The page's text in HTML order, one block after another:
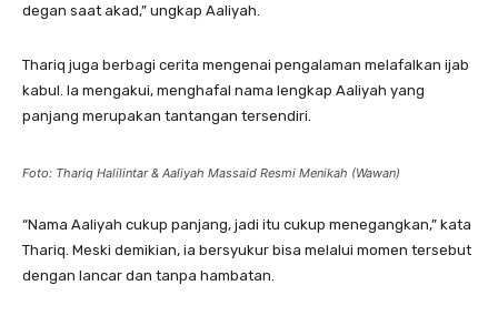
degan saat akad,” ungkap Aaliyah.
Thariq juga berbagi cerita mengenai pengalaman melafalkan ijab
kabul. Ia mengakui, menghafal nama lengkap Aaliyah yang
panjang merupakan tantangan tersendiri.
Foto: Thariq Halilintar & Aaliyah Massaid Resmi Menikah (Wawan)
“Nama Aaliyah cukup panjang, jadi itu cukup menegangkan,” kata
Thariq. Meski demikian, ia bersyukur bisa melalui momen tersebut
dengan lancar dan tanpa hambatan.